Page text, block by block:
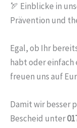
🏹 Einblicke in
Prävention und
Egal, ob Ihr
habt oder
freuen uns auf
Damit wir besser
Bescheid unter